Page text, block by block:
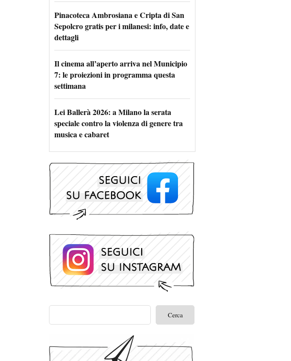
Pinacoteca Ambrosiana e Cripta di San
Sepolcro gratis per i milanesi: info, date e
dettagli
Il cinema all’aperto arriva nel Municipio
7: le proiezioni in programma questa
settimana
Lei Ballerà 2026: a Milano la serata
speciale contro la violenza di genere tra
musica e cabaret